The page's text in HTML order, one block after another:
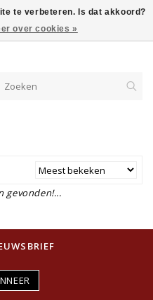
gevonden!...
te verbeteren. Is dat akkoord?
over cookies »